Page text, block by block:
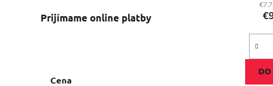
Prijímame online platby
Cena